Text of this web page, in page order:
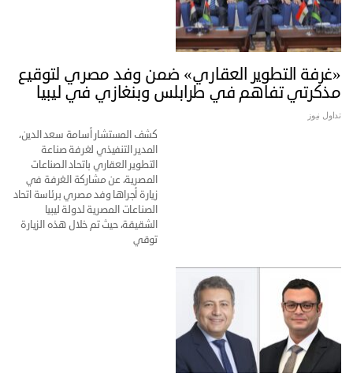
«غرفة التطوير العقاري» ضمن وفد مصري لتوقيع
مذكرتي تفاهم في طرابلس وبنغازي في ليبيا
تداول نيوز
كشف المستشار أسامة سعد الدين،
المدير التنفيذي لغرفة صناعة
التطوير العقاري باتحاد الصناعات
المصرية، عن مشاركة الغرفة في
زيارة أجراها وفد مصري برئاسة اتحاد
الصناعات المصرية لدولة ليبيا
الشقيقة، حيث تم خلال هذه الزيارة
توقي